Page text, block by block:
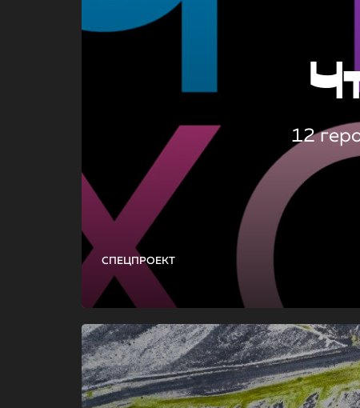
СПЕЦПРОЕКТ
12